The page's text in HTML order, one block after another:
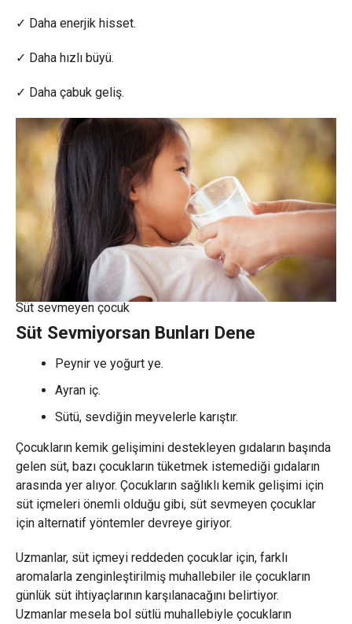
✓ Daha enerjik hisset.
✓ Daha hızlı büyü.
✓ Daha çabuk geliş.
Süt sevmeyen çocuk
Süt Sevmiyorsan Bunları Dene
Peynir ve yoğurt ye.
Ayran iç.
Sütü, sevdiğin meyvelerle karıştır.
Çocukların kemik gelişimini destekleyen gıdaların başında
gelen süt, bazı çocukların tüketmek istemediği gıdaların
arasında yer alıyor. Çocukların sağlıklı kemik gelişimi için
süt içmeleri önemli olduğu gibi, süt sevmeyen çocuklar
için alternatif yöntemler devreye giriyor.
Uzmanlar, süt içmeyi reddeden çocuklar için, farklı
aromalarla zenginleştirilmiş muhallebiler ile çocukların
günlük süt ihtiyaçlarının karşılanacağını belirtiyor.
Uzmanlar mesela bol sütlü muhallebiyle çocukların